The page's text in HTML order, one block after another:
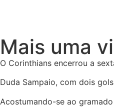
Mais uma
O Corinthians encerrou a
Duda Sampaio, com dois
Acostumando-se ao